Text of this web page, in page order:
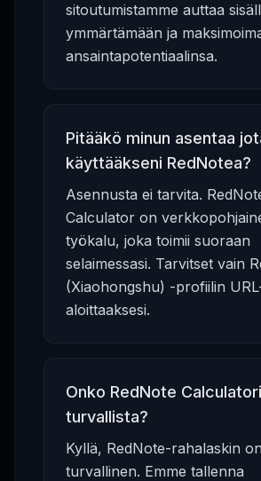
sitoutumistamme auttaa
ymmärtämään ja
ansaintapotentiaalinsa.
Pitääkö minun asentaa
käyttääkseni RedNotea?
Asennusta ei tarvita.
Calculator on
työkalu, joka toimii suoraan
selaimessasi. Tarvitset vain
(Xiaohongshu) -profiilin
aloittaaksesi.
Onko RedNote
turvallista?
Kyllä, RedNote-rahalaskin
turvallinen. Emme tallenna